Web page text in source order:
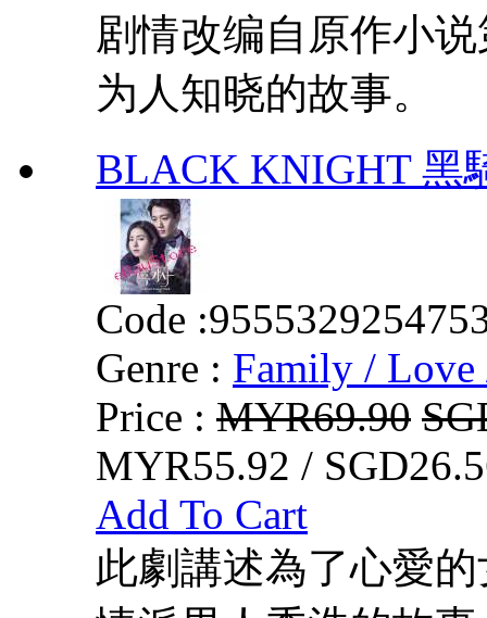
剧情改编自原作小
为人知晓的故事。
BLACK KNIGHT 黑
Code :
Genre : Family / Love
Price : MYR69.90
MYR55.92 /
Add To Cart
此劇講述為了心愛